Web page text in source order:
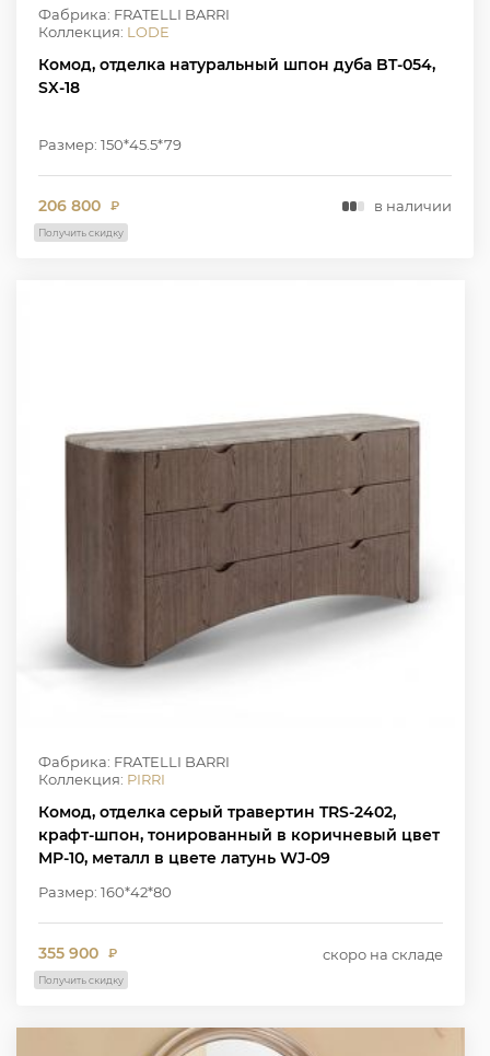
Фабрика: FRATELLI BARRI
Коллекция: LODE
Комод, отделка натуральный шпон дуба BT-054,
SX-18
Размер: 150*45.5*79
206 800 ₽ в наличии
Получить скидку
Фабрика: FRATELLI BARRI
Коллекция: PIRRI
Комод, отделка серый травертин TRS-2402,
крафт-шпон, тонированный в коричневый цвет
MP-10, металл в цвете латунь WJ-09
Размер: 160*42*80
355 900 ₽ скоро на складе
Получить скидку